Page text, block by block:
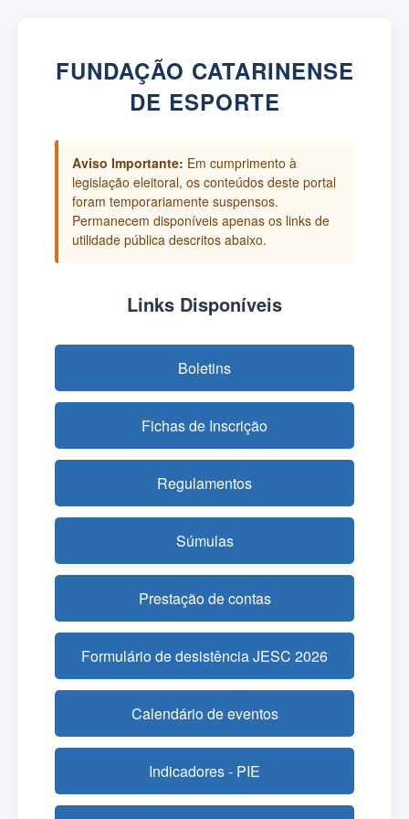
FUNDAÇÃO CATARINENSE
DE ESPORTE
Aviso Importante: Em cumprimento à
legislação eleitoral, os conteúdos deste portal
foram temporariamente suspensos.
Permanecem disponíveis apenas os links de
utilidade pública descritos abaixo.
Links Disponíveis
Boletins
Fichas de Inscrição
Regulamentos
Súmulas
Prestação de contas
Formulário de desistência JESC 2026
Calendário de eventos
Indicadores - PIE